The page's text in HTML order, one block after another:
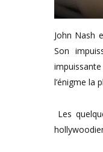
John Nash
Son
l’énigme la
Les